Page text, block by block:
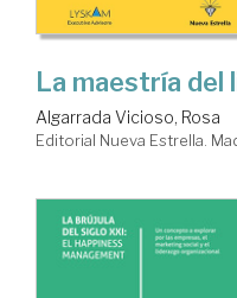
La maestría del
Algarrada Vicioso, Rosa
Editorial Nueva Estrella.